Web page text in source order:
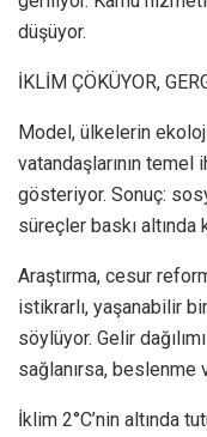
düşüyor.
İKLİM ÇÖKÜYOR,
Model, ülkelerin
vatandaşlarının temel
gösteriyor. Sonuç:
süreçler baskı altında
Araştırma, cesur
istikrarlı, yaşanabilir
söylüyor. Gelir
sağlanırsa,
İklim 2°C’nin altında